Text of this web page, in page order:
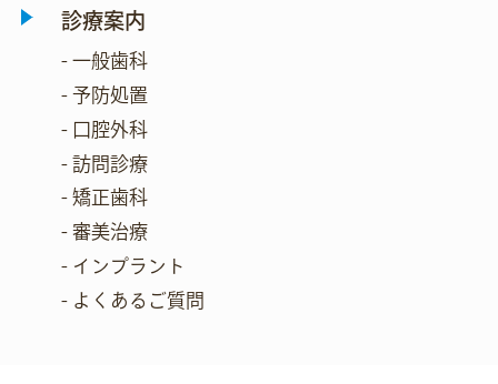
診療案内
- 一般歯科
- 予防処置
- 口腔外科
- 訪問診療
- 矯正歯科
- 審美治療
- インプラント
- よくあるご質問